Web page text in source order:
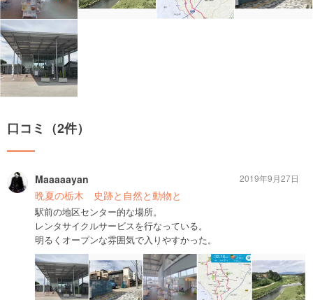
口コミ（2件）
Maaaaayan
晩夏の栃木 史跡と自然と動物と
駅前の地区センター的な場所。
レンタサイクルサービスを行なっている。
明るくオープンな雰囲気で入りやすかった。
2019年9月27日